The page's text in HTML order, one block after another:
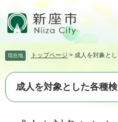
頭
す。
飛
し
て
現在地 トップページ > 成人を対象と
成人を対象とした各種